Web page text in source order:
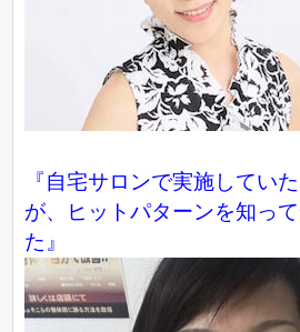
『自宅サロンで実施してい
が、ヒットパターンを知っ
た』